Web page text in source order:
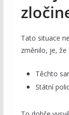
Tato situace
změnilo, je, že
Těchto
Státní